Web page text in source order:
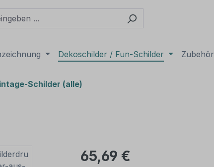
Dekoschilder / Fun-Schilder Zubehör
Schilder (alle)
65,69 €